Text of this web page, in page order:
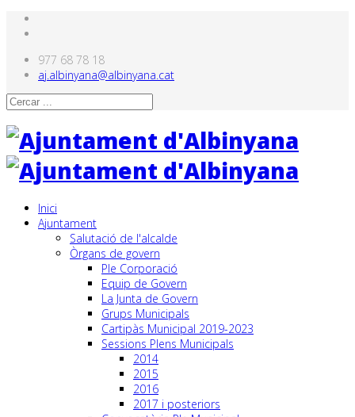
977 68 78 18
aj.albinyana@albinyana.cat
Inici
Ajuntament
Salutació de l'alcalde
Òrgans de govern
Ple Corporació
Equip de Govern
La Junta de Govern
Grups Municipals
Cartipàs Municipal 2019-2023
Sessions Plens Municipals
2014
2015
2016
2017 i posteriors